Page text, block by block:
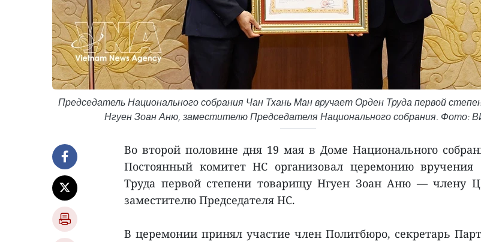
Председатель Национального собрания Чан Тхань Ман вручает Орден Труда первой
Нгуен Зоан Аню, заместителю Председателя Национального собрания. Фото:
Во второй половине дня 19 мая в Доме Национального
Постоянный комитет НС организовал церемонию вручения
Труда первой степени товарищу Нгуен Зоан Аню — члену
заместителю Председателя НС.
В церемонии принял участие член Политбюро, секретарь